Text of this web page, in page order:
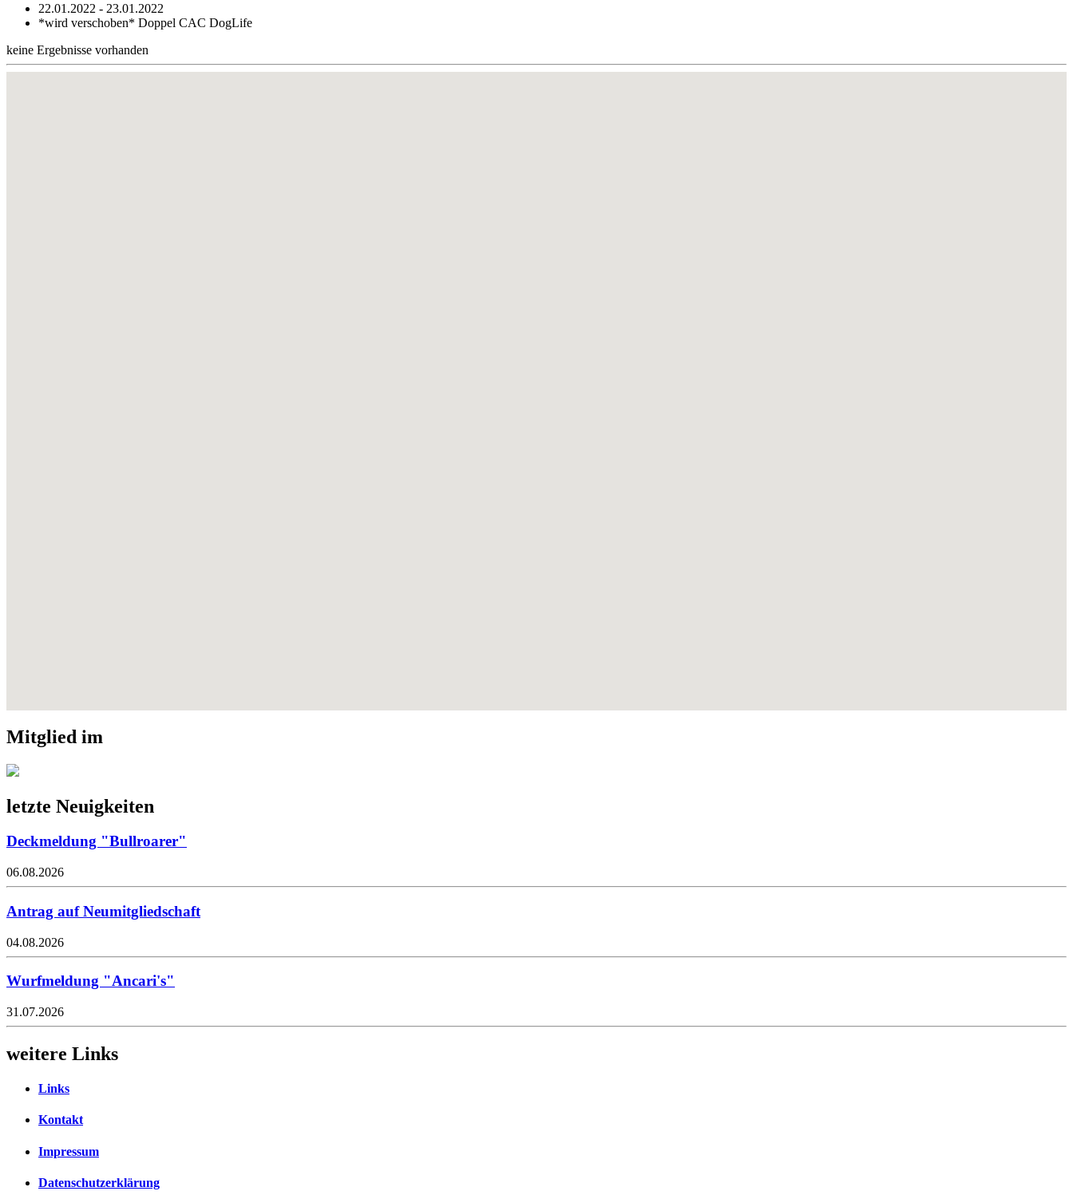
22.01.2022 - 23.01.2022
*wird verschoben* Doppel CAC DogLife
keine Ergebnisse vorhanden
Mitglied im
letzte Neuigkeiten
Deckmeldung "Bullroarer"
06.08.2026
Antrag auf Neumitgliedschaft
04.08.2026
Wurfmeldung "Ancari's"
31.07.2026
weitere Links
Links
Kontakt
Impressum
Datenschutzerklärung